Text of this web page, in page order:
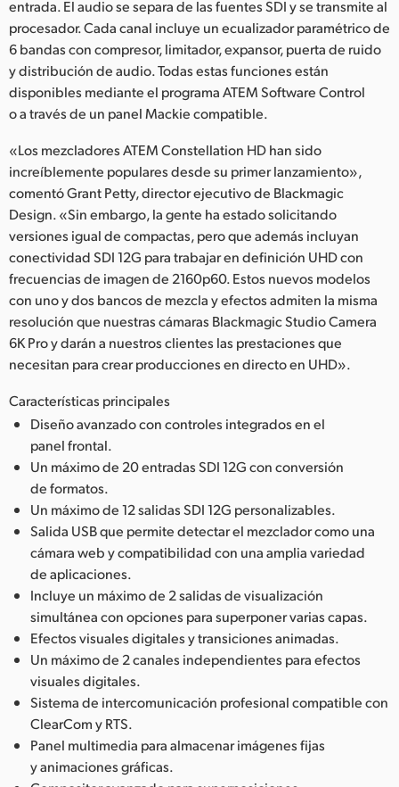
entrada. El audio se separa de las fuentes SDI y se transmite al
procesador. Cada canal incluye un ecualizador paramétrico de
6 bandas con compresor, limitador, expansor, puerta de ruido
y distribución de audio. Todas estas funciones están
disponibles mediante el programa ATEM Software Control
o a través de un panel Mackie compatible.
«Los mezcladores ATEM Constellation HD han sido
increíblemente populares desde su primer lanzamiento»,
comentó Grant Petty, director ejecutivo de Blackmagic
Design. «Sin embargo, la gente ha estado solicitando
versiones igual de compactas, pero que además incluyan
conectividad SDI 12G para trabajar en definición UHD con
frecuencias de imagen de 2160p60. Estos nuevos modelos
con uno y dos bancos de mezcla y efectos admiten la misma
resolución que nuestras cámaras Blackmagic Studio Camera
6K Pro y darán a nuestros clientes las prestaciones que
necesitan para crear producciones en directo en UHD».
Características principales
Diseño avanzado con controles integrados en el
panel frontal.
Un máximo de 20 entradas SDI 12G con conversión
de formatos.
Un máximo de 12 salidas SDI 12G personalizables.
Salida USB que permite detectar el mezclador como una
cámara web y compatibilidad con una amplia variedad
de aplicaciones.
Incluye un máximo de 2 salidas de visualización
simultánea con opciones para superponer varias capas.
Efectos visuales digitales y transiciones animadas.
Un máximo de 2 canales independientes para efectos
visuales digitales.
Sistema de intercomunicación profesional compatible con
ClearCom y RTS.
Panel multimedia para almacenar imágenes fijas
y animaciones gráficas.